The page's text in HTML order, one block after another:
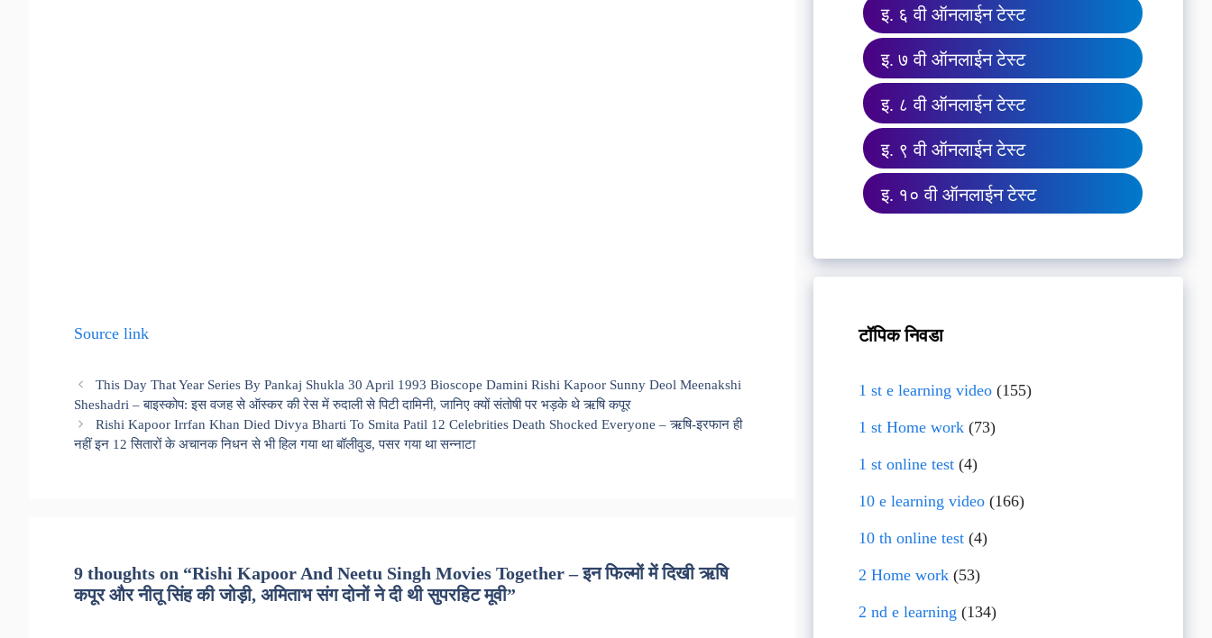
Source link
This Day That Year Series By Pankaj Shukla 30 April 1993 Bioscope Damini Rishi Kapoor Sunny Deol Meenakshi
Sheshadri – बाइस्कोप: इस वजह से ऑस्कर की रेस में रुदाली से पिटी दामिनी, जानिए क्यों संतोषी पर भड़के थे ऋषि कपूर
Rishi Kapoor Irrfan Khan Died Divya Bharti To Smita Patil 12 Celebrities Death Shocked Everyone – ऋषि-इरफान ही
नहीं इन 12 सितारों के अचानक निधन से भी हिल गया था बॉलीवुड, पसर गया था सन्नाटा
9 thoughts on “Rishi Kapoor And Neetu Singh Movies Together – इन फिल्मों में दिखी ऋषि
कपूर और नीतू सिंह की जोड़ी, अमिताभ संग दोनों ने दी थी सुपरहिट मूवी”
इ. ६ वी ऑनलाईन टेस्ट
इ. ७ वी ऑनलाईन टेस्ट
इ. ८ वी ऑनलाईन टेस्ट
इ. ९ वी ऑनलाईन टेस्ट
इ. १० वी ऑनलाईन टेस्ट
टॉपिक निवडा
1 st e learning video (155)
1 st Home work (73)
1 st online test (4)
10 e learning video (166)
10 th online test (4)
2 Home work (53)
2 nd e learning (134)